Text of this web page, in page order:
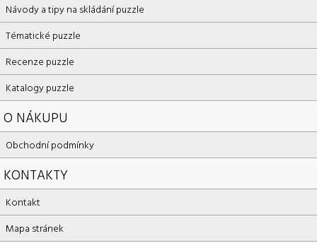
Návody a tipy na skládání puzzle
Tématické puzzle
Recenze puzzle
Katalogy puzzle
O NÁKUPU
Obchodní podmínky
KONTAKTY
Kontakt
Mapa stránek